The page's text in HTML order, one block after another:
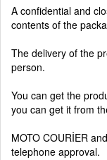
A confidential and
contents of the
The delivery of the
person.
You can get the
you can get it from
MOTO COURİER
telephone approval.